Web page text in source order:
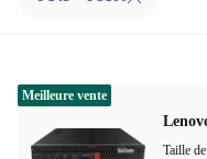
Taille
Meilleure vente